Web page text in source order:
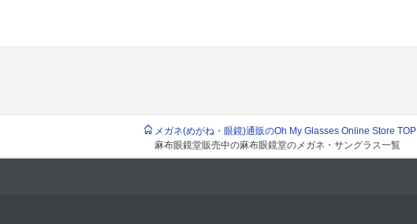
メガネ(めがね・眼鏡)通販のOh My Glasses Online Store TOP
麻布眼鏡堂販売中の麻布眼鏡堂のメガネ・サングラス一覧